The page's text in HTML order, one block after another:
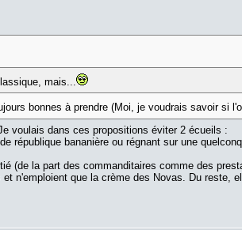
mais...
bonnes à prendre (Moi, je voudrais savoir si
voulais dans ces propositions éviter 2 écueils :
bananière ou régnant sur une
(de la part des commanditaires comme des
n'emploient que la crème des Novas. Du reste,